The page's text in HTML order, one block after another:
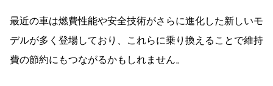
最近の車は燃費性能や安全技術がさらに進化した新しいモ
デルが多く登場しており、これらに乗り換えることで維持
費の節約にもつながるかもしれません。